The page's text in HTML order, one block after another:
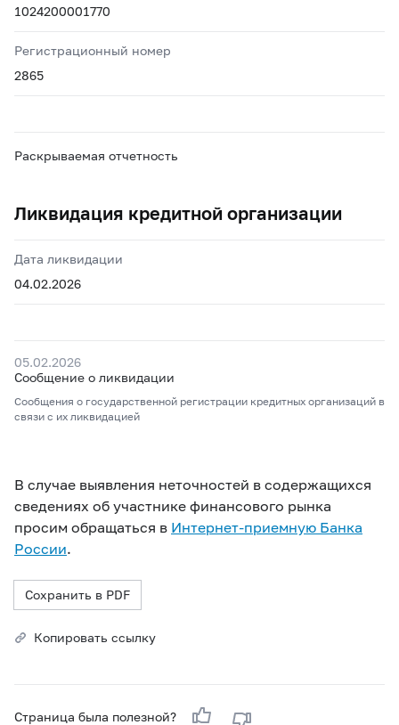
1024200001770
Регистрационный номер
2865
Раскрываемая отчетность
Ликвидация кредитной организации
Дата ликвидации
04.02.2026
05.02.2026
Сообщение о ликвидации
Сообщения о государственной регистрации кредитных организаций в
связи с их ликвидацией
В случае выявления неточностей в содержащихся
сведениях об участнике финансового рынка
просим обращаться в Интернет-приемную Банка
России.
Сохранить в PDF
Копировать ссылку
Страница была полезной?